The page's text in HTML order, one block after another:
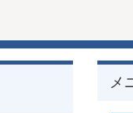
メ